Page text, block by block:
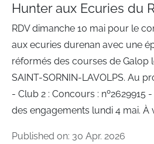
Hunter aux Ecuries du
RDV dimanche 10 mai pour le
aux ecuries durenan avec une
réformés des courses de Galop
SAINT-SORNIN-LAVOLPS. Au
- Club 2 : Concours : nº2629915
des engagements lundi 4 mai. À
Published on: 30 Apr. 2026